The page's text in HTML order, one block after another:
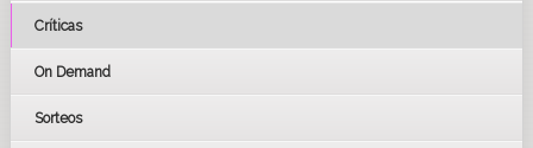
Críticas
On Demand
Sorteos